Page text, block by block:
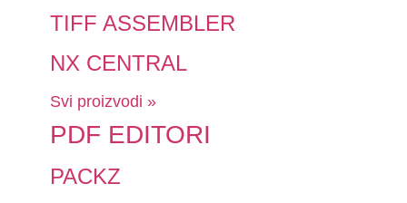
TIFF ASSEMBLER
NX CENTRAL
Svi proizvodi »
PDF EDITORI
PACKZ